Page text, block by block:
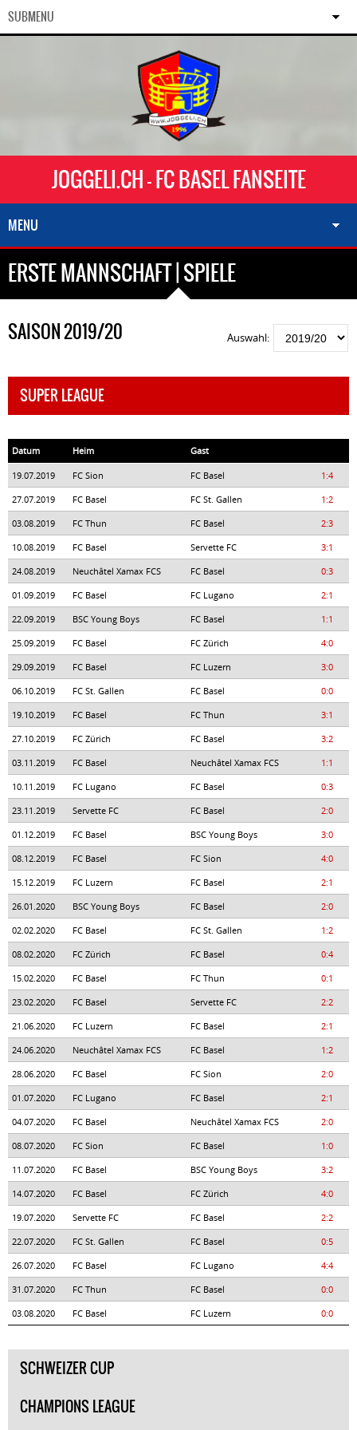
SUBMENU
JOGGELI.CH - FC BASEL FANSEITE
MENU
ERSTE MANNSCHAFT | SPIELE
SAISON 2019/20 Auswahl:
SUPER LEAGUE
Datum Heim Gast
19.07.2019 FC Sion FC Basel
1:4
27.07.2019
FC Basel FC St. Gallen
1:2
03.08.2019
FC Thun FC Basel
2:3
10.08.2019
FC Basel Servette FC
3:1
24.08.2019
Neuchâtel Xamax FCS FC Basel
0:3
01.09.2019
FC Basel FC Lugano
2:1
22.09.2019
BSC Young Boys FC Basel
1:1
25.09.2019
FC Basel FC Zürich
4:0
29.09.2019
FC Basel FC Luzern
3:0
06.10.2019
FC St. Gallen FC Basel
0:0
19.10.2019
FC Basel FC Thun
3:1
27.10.2019
FC Zürich FC Basel
3:2
03.11.2019
FC Basel Neuchâtel Xamax FCS
1:1
10.11.2019
FC Lugano FC Basel
0:3
23.11.2019
Servette FC FC Basel
2:0
01.12.2019
FC Basel BSC Young Boys
3:0
08.12.2019
FC Basel FC Sion
4:0
15.12.2019
FC Luzern FC Basel
2:1
26.01.2020
BSC Young Boys FC Basel
2:0
02.02.2020
FC Basel FC St. Gallen
1:2
08.02.2020
FC Zürich FC Basel
0:4
15.02.2020
FC Basel FC Thun
0:1
23.02.2020
FC Basel Servette FC
2:2
21.06.2020
FC Luzern FC Basel
2:1
24.06.2020
Neuchâtel Xamax FCS FC Basel
1:2
28.06.2020
FC Basel FC Sion
2:0
01.07.2020
FC Lugano FC Basel
2:1
04.07.2020
FC Basel Neuchâtel Xamax FCS
2:0
08.07.2020
FC Sion FC Basel
1:0
11.07.2020
FC Basel BSC Young Boys
3:2
14.07.2020
FC Basel FC Zürich
4:0
19.07.2020
Servette FC FC Basel
2:2
22.07.2020
FC St. Gallen FC Basel
0:5
26.07.2020
FC Basel FC Lugano
4:4
31.07.2020
FC Thun FC Basel
0:0
03.08.2020
FC Basel FC Luzern 0:0
SCHWEIZER CUP
CHAMPIONS LEAGUE